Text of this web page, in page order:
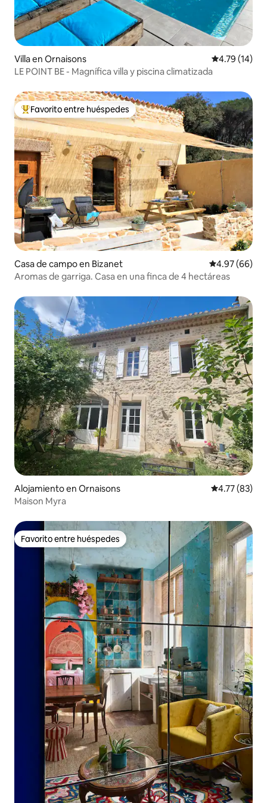
Villa en Ornaisons Calificación
4.79 (14)
LE POINT BE - Magnífica villa y piscina climatizada
Favorito entre huéspedes preferido
Favorito entre huéspedes
Casa de campo en Bizanet Calificación
4.97 (66)
Aromas de garriga. Casa en una finca de 4 hectáreas
Alojamiento en Ornaisons Calificación
4.77 (83)
Maison Myra
Favorito entre huéspedes
Favorito entre huéspedes